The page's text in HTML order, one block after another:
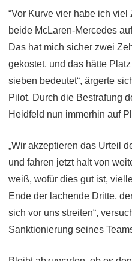
“Vor Kurve vier habe ich
beide McLaren-Mercedes
Das hat mich sicher zwei
gekostet, und das hätte
sieben bedeutet“, ärgerte
Pilot. Durch die Bestrafung
Heidfeld nun immerhin auf
„Wir akzeptieren das Urteil
und fahren jetzt halt von
weiß, wofür dies gut ist,
Ende der lachende Dritte,
sich vor uns streiten“,
Sanktionierung seines